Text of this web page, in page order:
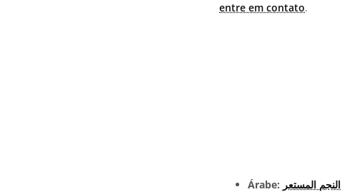
entre em contato.
Árabe: النجم المستعر